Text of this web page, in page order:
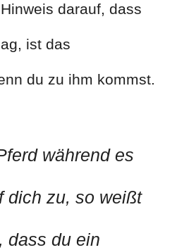
darauf, dass
ist das
du zu ihm kommst.
während es
dich zu, so weißt
dass du ein